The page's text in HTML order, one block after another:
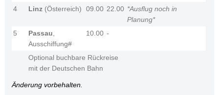
4
Linz (Österreich) 09.00 22.00 *Ausflug noch in
Planung*
5
Passau,
Ausschiffung#
10.00 -
Optional buchbare Rückreise
mit der Deutschen Bahn
Änderung vorbehalten.